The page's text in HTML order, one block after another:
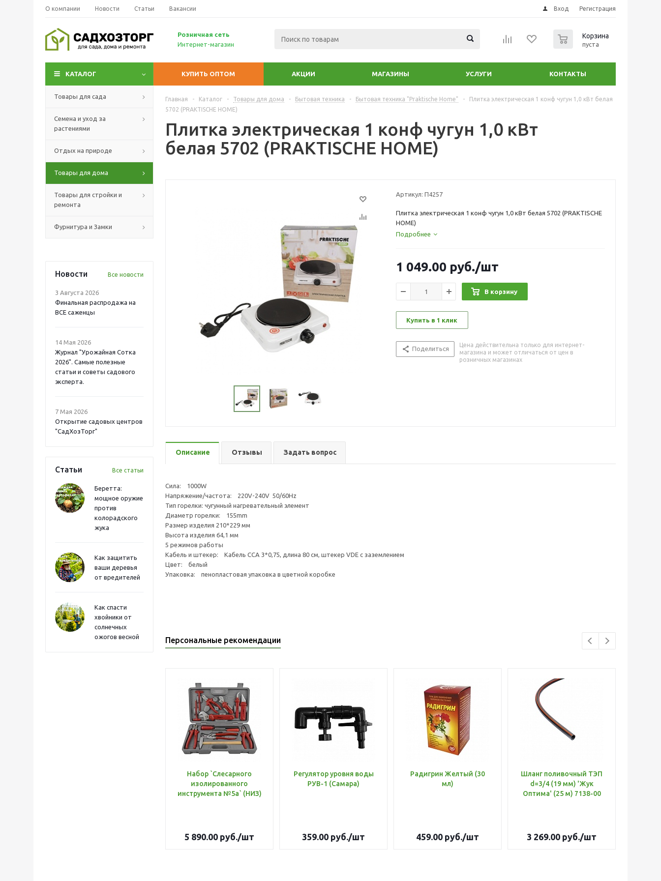
О компании Новости Статьи Вакансии Вход Регистрация
Розничная сеть
Интернет-магазин
Корзина
пуста
КАТАЛОГ КУПИТЬ ОПТОМ АКЦИИ МАГАЗИНЫ УСЛУГИ КОНТАКТЫ
Товары для сада
Семена и уход за
растениями
Отдых на природе
Товары для дома
Товары для стройки и
ремонта
Фурнитура и Замки
Новости Все новости
3 Августа 2026
Финальная распродажа на
ВСЕ саженцы
14 Мая 2026
Журнал "Урожайная Сотка
2026". Самые полезные
статьи и советы садового
эксперта.
7 Мая 2026
Открытие садовых центров
"СадХозТорг"
Статьи Все статьи
Беретта:
мощное оружие
против
колорадского
жука
Как защитить
ваши деревья
от вредителей
Как спасти
хвойники от
солнечных
ожогов весной
Главная - Каталог - Товары для дома - Бытовая техника - Бытовая техника "Praktische Home" -
Плитка электрическая 1 конф чугун 1,0 кВт белая
5702 (PRAKTISCHE HOME)
Плитка электрическая 1 конф чугун 1,0 кВт
белая 5702 (PRAKTISCHE HOME)
Артикул: П4257
Плитка электрическая 1 конф чугун 1,0 кВт белая 5702 (PRAKTISCHE
HOME)
Подробнее
1 049.00 руб./шт
В корзину
Купить в 1 клик
Поделиться
Цена действительна только для интернет-
магазина и может отличаться от цен в
розничных магазинах
Описание Отзывы Задать вопрос
Сила: 1000W
Напряжение/частота: 220V-240V 50/60Hz
Тип горелки: чугунный нагревательный элемент
Диаметр горелки: 155mm
Размер изделия 210*229 мм
Высота изделия 64,1 мм
5 режимов работы
Кабель и штекер: Кабель CCA 3*0,75, длина 80 см, штекер VDE с заземлением
Цвет: белый
Упаковка: пенопластовая упаковка в цветной коробке
Персональные рекомендации
Набор `Слесарного
изолированного
инструмента №5а` (НИЗ)
5 890.00 руб./шт
Регулятор уровня воды
РУВ-1 (Самара)
359.00 руб./шт
Радигрин Желтый (30
мл)
459.00 руб./шт
Шланг поливочный ТЭП
d=3/4 (19 мм) 'Жук
Оптима' (25 м) 7138-00
3 269.00 руб./шт